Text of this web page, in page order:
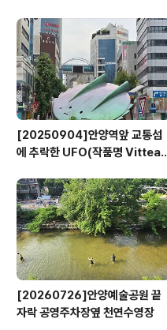
[20250904]안양역앞 교통섬
에 추락한 UFO(작품명 Vitteau
[20260726]안양예술공원 끝
자락 공영주차장옆 천연수영장